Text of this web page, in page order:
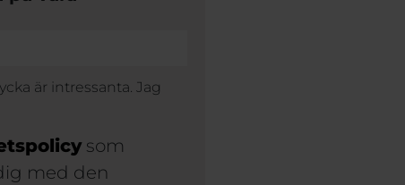
är intressanta. Jag
som
med den